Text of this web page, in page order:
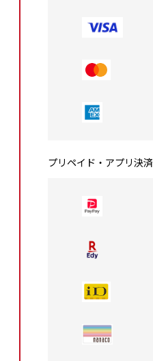
プリペイド・アプリ決済